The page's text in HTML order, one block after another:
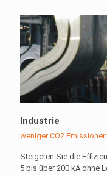
Industrie
weniger CO2 Emissionen
Steigeren Sie die
5 bis über 200 kA ohne